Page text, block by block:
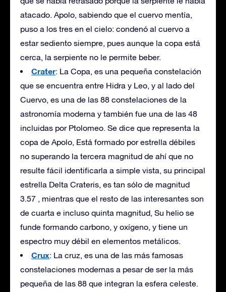
atacado. Apolo, sabiendo que el cuervo mentía,
puso a los tres en el cielo: condenó al cuervo a
estar sediento siempre, pues aunque la copa está
cerca, la serpiente no le permite beber.
Crater: La Copa, es una pequeña constelación
que se encuentra entre Hidra y Leo, y al lado del
Cuervo, es una de las 88 constelaciones de la
astronomía moderna y también fue una de las 48
incluidas por Ptolomeo. Se dice que representa la
copa de Apolo, Está formado por estrella débiles
no superando la tercera magnitud de ahí que no
resulte fácil identificarla a simple vista, su principal
estrella Delta Crateris, es tan sólo de magnitud
3.57 , mientras que el resto de las interesantes son
de cuarta e incluso quinta magnitud, Su helio se
funde formando carbono, y oxígeno, y tiene un
espectro muy débil en elementos metálicos.
Crux: La cruz, es una de las más famosas
constelaciones modernas a pesar de ser la más
pequeña de las 88 que integran la esfera celeste.